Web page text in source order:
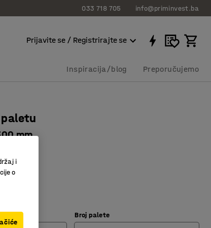
033 718 705 info@priminvest.ba
Prijavite se / Registrirajte se
Inspiracija/blog Preporučujemo
mm
Broj palete
i
o